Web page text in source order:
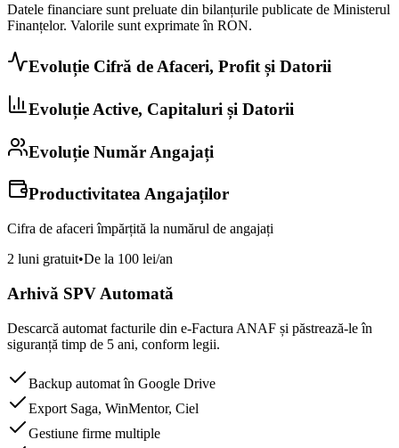
Datele financiare sunt preluate din bilanțurile publicate de Ministerul
Finanțelor. Valorile sunt exprimate în RON.
Evoluție Cifră de Afaceri, Profit și Datorii
Evoluție Active, Capitaluri și Datorii
Evoluție Număr Angajați
Productivitatea Angajaților
Cifra de afaceri împărțită la numărul de angajați
2 luni gratuit•De la 100 lei/an
Arhivă SPV Automată
Descarcă automat facturile din e-Factura ANAF și păstrează-le în
siguranță timp de 5 ani, conform legii.
Backup automat în Google Drive
Export Saga, WinMentor, Ciel
Gestiune firme multiple